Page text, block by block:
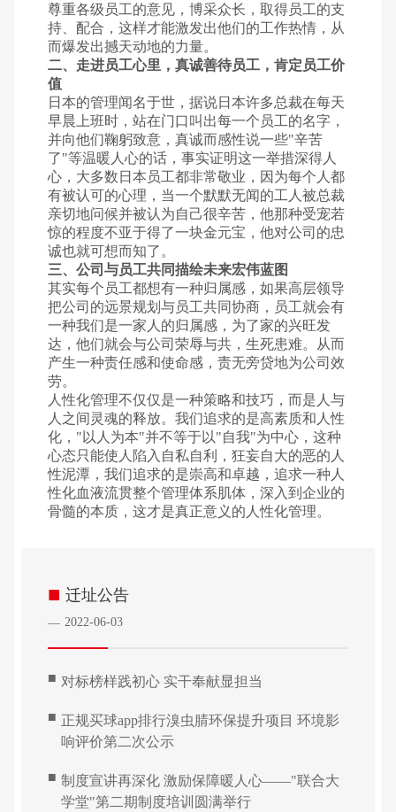
尊重各级员工的意见，博采众长，取得员工的支
持、配合，这样才能激发出他们的工作热情，从
而爆发出撼天动地的力量。
二、走进员工心里，真诚善待员工，肯定员工价
值
日本的管理闻名于世，据说日本许多总裁在每天
早晨上班时，站在门口叫出每一个员工的名字，
并向他们鞠躬致意，真诚而感性说一些"辛苦
了"等温暖人心的话，事实证明这一举措深得人
心，大多数日本员工都非常敬业，因为每个人都
有被认可的心理，当一个默默无闻的工人被总裁
亲切地问候并被认为自己很辛苦，他那种受宠若
惊的程度不亚于得了一块金元宝，他对公司的忠
诚也就可想而知了。
三、公司与员工共同描绘未来宏伟蓝图
其实每个员工都想有一种归属感，如果高层领导
把公司的远景规划与员工共同协商，员工就会有
一种我们是一家人的归属感，为了家的兴旺发
达，他们就会与公司荣辱与共，生死患难。从而
产生一种责任感和使命感，责无旁贷地为公司效
劳。
人性化管理不仅仅是一种策略和技巧，而是人与
人之间灵魂的释放。我们追求的是高素质和人性
化，"以人为本"并不等于以"自我"为中心，这种
心态只能使人陷入自私自利，狂妄自大的恶的人
性泥潭，我们追求的是崇高和卓越，追求一种人
性化血液流贯整个管理体系肌体，深入到企业的
骨髓的本质，这才是真正意义的人性化管理。
■ 迁址公告
— 2022-06-03
■ 对标榜样践初心 实干奉献显担当
■ 正规买球app排行溴虫腈环保提升项目 环境影
响评价第二次公示
■ 制度宣讲再深化 激励保障暖人心——"联合大
学堂"第二期制度培训圆满举行